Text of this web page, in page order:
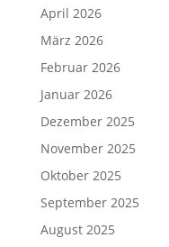
April 2026
März 2026
Februar 2026
Januar 2026
Dezember 2025
November 2025
Oktober 2025
September 2025
August 2025